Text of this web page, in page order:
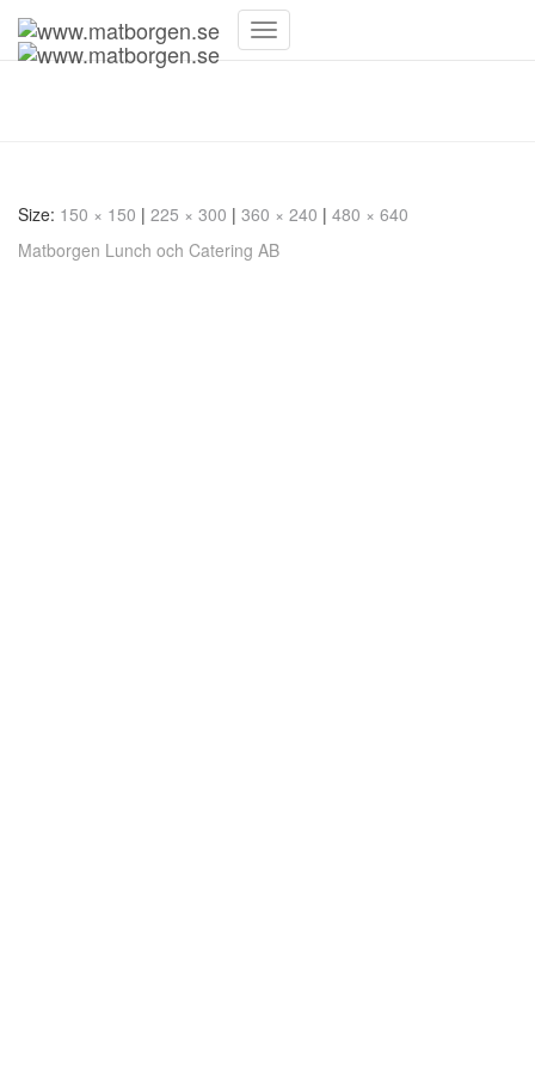
Toggle
Size: 150 × 150 | 225 × 300 | 360 × 240 | 480 × 640
Matborgen Lunch och Catering AB